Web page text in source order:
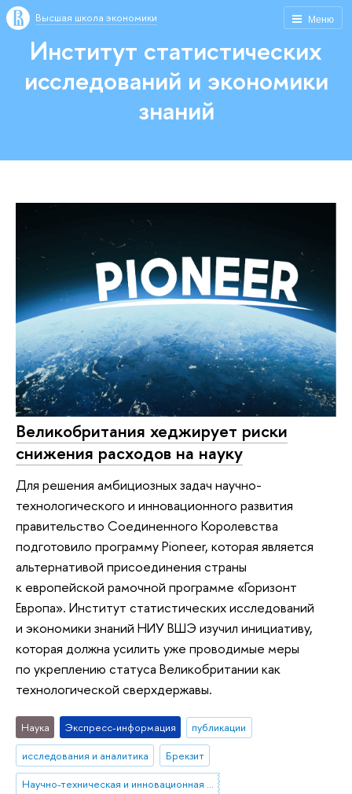
Меню
Высшая школа экономики
Институт статистических
исследований и экономики
знаний
Великобритания хеджирует риски
снижения расходов на науку
Для решения амбициозных задач научно-
технологического и инновационного развития
правительство Соединенного Королевства
подготовило программу Pioneer, которая является
альтернативой присоединения страны
к европейской рамочной программе «Горизонт
Европа». Институт статистических исследований
и экономики знаний НИУ ВШЭ изучил инициативу,
которая должна усилить уже проводимые меры
по укреплению статуса Великобритании как
технологической сверхдержавы.
Наука Экспресс-информация
публикации
исследования и аналитика
Брекзит
Научно-техническая и инновационная политика